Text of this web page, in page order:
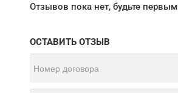
Отзывов пока нет, будьте первым
ОСТАВИТЬ ОТЗЫВ